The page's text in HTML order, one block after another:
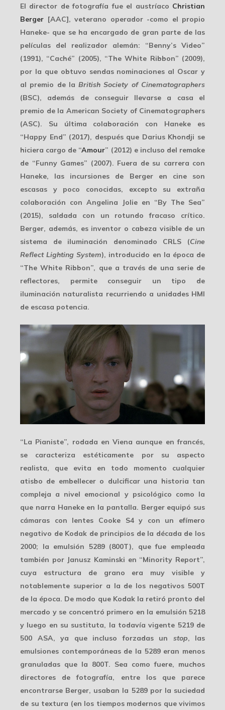
El director de fotografía fue el austríaco Christian
Berger [AAC], veterano operador -como el propio
Haneke- que se ha encargado de gran parte de las
películas del realizador alemán: “Benny’s Video”
(1991), “Caché” (2005), “The White Ribbon” (2009),
por la que obtuvo sendas nominaciones al Oscar y
al premio de laBritish Society of Cinematographers
(BSC), además de conseguir llevarse a casa el
premio de la American Society of Cinematographers
(ASC). Su última colaboración con Haneke es
“Happy End” (2017), después que Darius Khondji se
hiciera cargo de “Amour” (2012) e incluso del remake
de “Funny Games” (2007). Fuera de su carrera con
Haneke, las incursiones de Berger en cine son
escasas y poco conocidas, excepto su extraña
colaboración con Angelina Jolie en “By The Sea”
(2015), saldada con un rotundo fracaso crítico.
Berger, además, es inventor o cabeza visible de un
sistema de iluminación denominado CRLS (Cine
Reflect Lighting System), introducido en la época de
“The White Ribbon”, que a través de una serie de
reflectores, permite conseguir un tipo de
iluminación naturalista recurriendo a unidades HMI
de escasa potencia.
“La Pianiste”, rodada en Viena aunque en francés,
se caracteriza estéticamente por su aspecto
realista, que evita en todo momento cualquier
atisbo de embellecer o dulcificar una historia tan
compleja a nivel emocional y psicológico como la
que narra Haneke en la pantalla. Berger equipó sus
cámaras con lentes Cooke S4y con un efímero
negativo de Kodak de principios de la década de los
2000; la emulsión 5289(800T), que fue empleada
también por Janusz Kaminski en “Minority Report”,
cuya estructura de grano era muy visible y
notablemente superior a la de los negativos 500T
de la época. De modo que Kodak la retiró pronto del
mercado y se concentró primero en la emulsión 5218
y luego en su sustituta, la todavía vigente 5219 de
500 ASA, ya que incluso forzadas un stop, las
emulsiones contemporáneas de la 5289 eran menos
granuladas que la 800T. Sea como fuere, muchos
directores de fotografía, entre los que parece
encontrarse Berger, usaban la 5289 por la suciedad
de su textura (en los tiempos modernos que vivimos